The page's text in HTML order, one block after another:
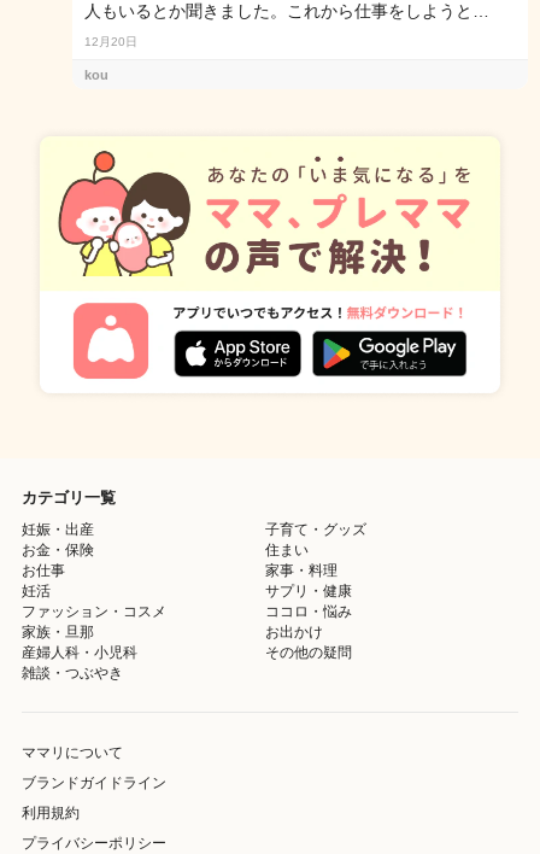
人もいるとか聞きました。これから仕事をしようと…
12月20日
kou
カテゴリ一覧
妊娠・出産
子育て・グッズ
お金・保険
住まい
お仕事
家事・料理
妊活
サプリ・健康
ファッション・コスメ
ココロ・悩み
家族・旦那
お出かけ
産婦人科・小児科
その他の疑問
雑談・つぶやき
ママリについて
ブランドガイドライン
利用規約
プライバシーポリシー